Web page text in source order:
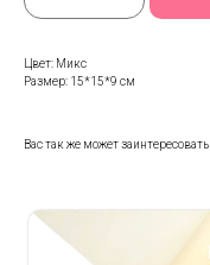
Цвет: Микс
Размер: 15*15*9 см
Вас так же может заинтересовать